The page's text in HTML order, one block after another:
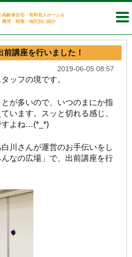
高齢者住宅・有料老人ホームを
費用・特徴・地区別に紹介
講座を行いました！
2019-06-05 08:57
ッフの境です。
が多いので、いつのまにか指
います。スッと切れる感じ、
すよね…(*_*)
川さんが運営のお手伝いをし
なの広場」で、出前講座を行